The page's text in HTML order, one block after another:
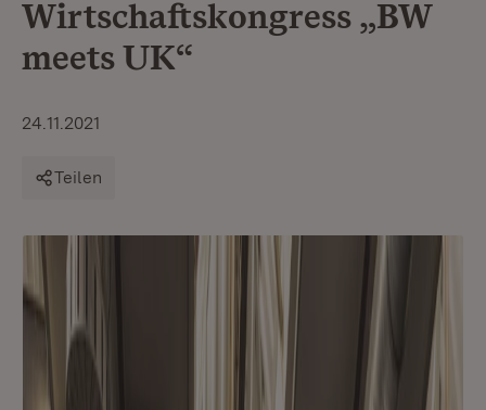
Wirtschaftskongress „BW
meets UK“
24.11.2021
Teilen